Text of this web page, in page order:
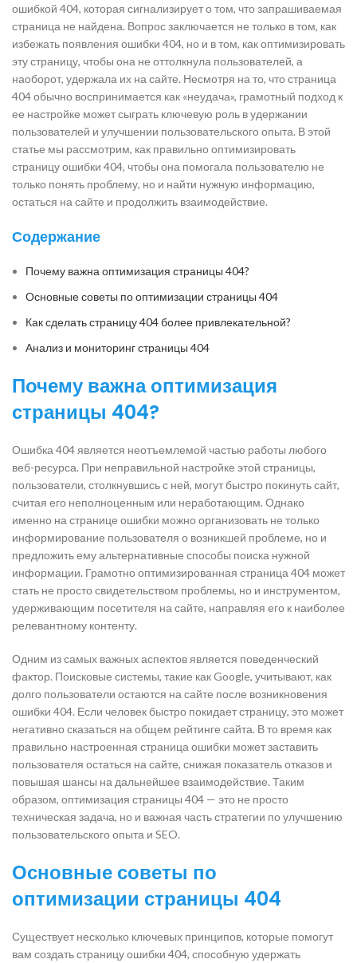
ошибкой 404, которая сигнализирует о том, что запрашиваемая
страница не найдена. Вопрос заключается не только в том, как
избежать появления ошибки 404, но и в том, как оптимизировать
эту страницу, чтобы она не оттолкнула пользователей, а
наоборот, удержала их на сайте. Несмотря на то, что страница
404 обычно воспринимается как «неудача», грамотный подход к
ее настройке может сыграть ключевую роль в удержании
пользователей и улучшении пользовательского опыта. В этой
статье мы рассмотрим, как правильно оптимизировать
страницу ошибки 404, чтобы она помогала пользователю не
только понять проблему, но и найти нужную информацию,
остаться на сайте и продолжить взаимодействие.
Содержание
Почему важна оптимизация страницы 404?
Основные советы по оптимизации страницы 404
Как сделать страницу 404 более привлекательной?
Анализ и мониторинг страницы 404
Почему важна оптимизация
страницы 404?
Ошибка 404 является неотъемлемой частью работы любого
веб-ресурса. При неправильной настройке этой страницы,
пользователи, столкнувшись с ней, могут быстро покинуть сайт,
считая его неполноценным или неработающим. Однако
именно на странице ошибки можно организовать не только
информирование пользователя о возникшей проблеме, но и
предложить ему альтернативные способы поиска нужной
информации. Грамотно оптимизированная страница 404 может
стать не просто свидетельством проблемы, но и инструментом,
удерживающим посетителя на сайте, направляя его к наиболее
релевантному контенту.
Одним из самых важных аспектов является поведенческий
фактор. Поисковые системы, такие как Google, учитывают, как
долго пользователи остаются на сайте после возникновения
ошибки 404. Если человек быстро покидает страницу, это может
негативно сказаться на общем рейтинге сайта. В то время как
правильно настроенная страница ошибки может заставить
пользователя остаться на сайте, снижая показатель отказов и
повышая шансы на дальнейшее взаимодействие. Таким
образом, оптимизация страницы 404 — это не просто
техническая задача, но и важная часть стратегии по улучшению
пользовательского опыта и SEO.
Основные советы по
оптимизации страницы 404
Существует несколько ключевых принципов, которые помогут
вам создать страницу ошибки 404, способную удержать